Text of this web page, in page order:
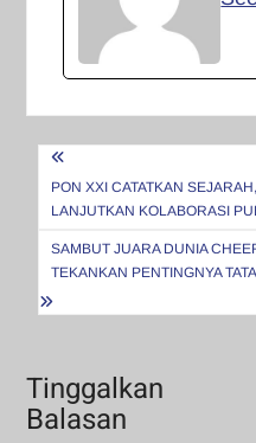
Navigasi
pos
PON XXI CATATKAN
LANJUTKAN KOLABORASI
SAMBUT JUARA DUNIA
TEKANKAN PENTINGNYA
Tinggalkan
Balasan